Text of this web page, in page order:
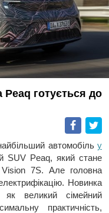
готується до
автомобіль у
SUV Peaq, який стане
Vision 7S. Але головна
Новинка
великий сімейний
практичність,